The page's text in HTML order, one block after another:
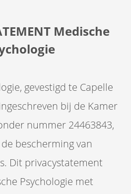
Medische
gevestigd te Capelle
bij de Kamer
nummer 24463843,
bescherming van
Dit privacystatement
Psychologie met